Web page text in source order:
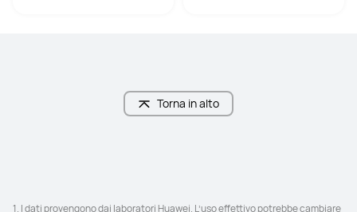
Torna in alto
1. I dati provengono dai laboratori Huawei. L’uso effettivo potrebbe cambiare